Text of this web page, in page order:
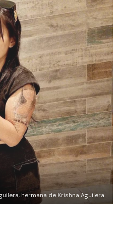
hermana de Krishna Aguilera.